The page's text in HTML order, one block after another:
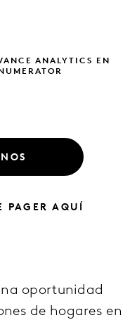
ANALYTICS EN
PAGER AQUÍ
oportunidad
de hogares en